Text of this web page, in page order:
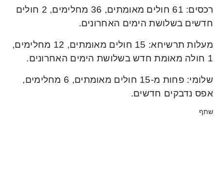
רכסים: 61 חולים מאומתים, 36 מחלימים, 2 חולים
חדשים בשלושת הימים האחרונים.
מעלות תרשיחא: 15 חולים מאומתים, 12 מחלימים,
1 חולה מאומת חדש בשלושת הימים האחרונים.
שלומי: פחות מ-15 חולים מאומתים, 6 מחלימים,
אפס נדבקים חדשים.
שתף